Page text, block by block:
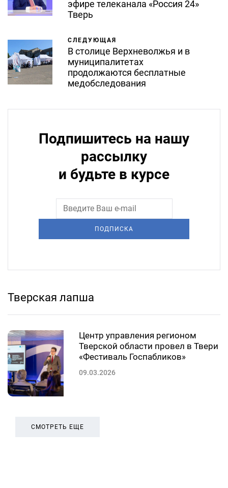
эфире телеканала «Россия 24»
Тверь
СЛЕДУЮЩАЯ
В столице Верхневолжья и в
муниципалитетах
продолжаются бесплатные
медобследования
Подпишитесь на нашу
рассылку
и будьте в курсе
ПОДПИСКА
Тверская лапша
Центр управления регионом
Тверской области провел в Твери
«Фестиваль Госпабликов»
09.03.2026
СМОТРЕТЬ ЕЩЕ